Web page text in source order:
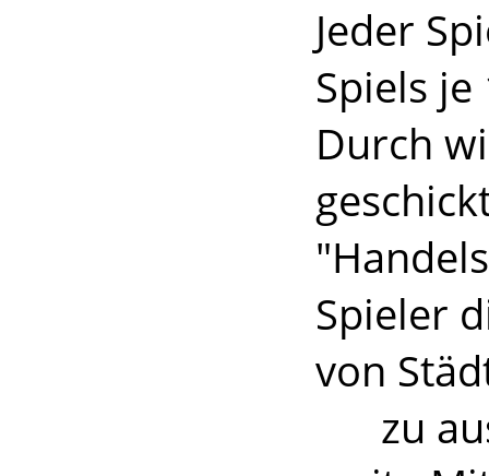
Jeder
Spiels
Durch
Spieler
von
zu